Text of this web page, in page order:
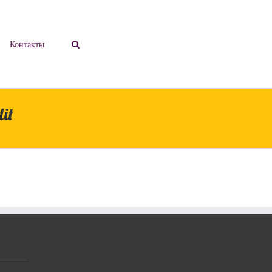
Контакты